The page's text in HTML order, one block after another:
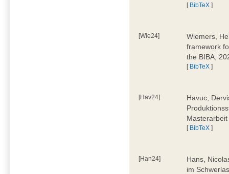
[ BibTeX ]
[Wie24]
Wiemers,
framework
the BIBA,
[ BibTeX ]
[Hav24]
Havuc,
[ BibTeX ]
[Han24]
Hans,
im